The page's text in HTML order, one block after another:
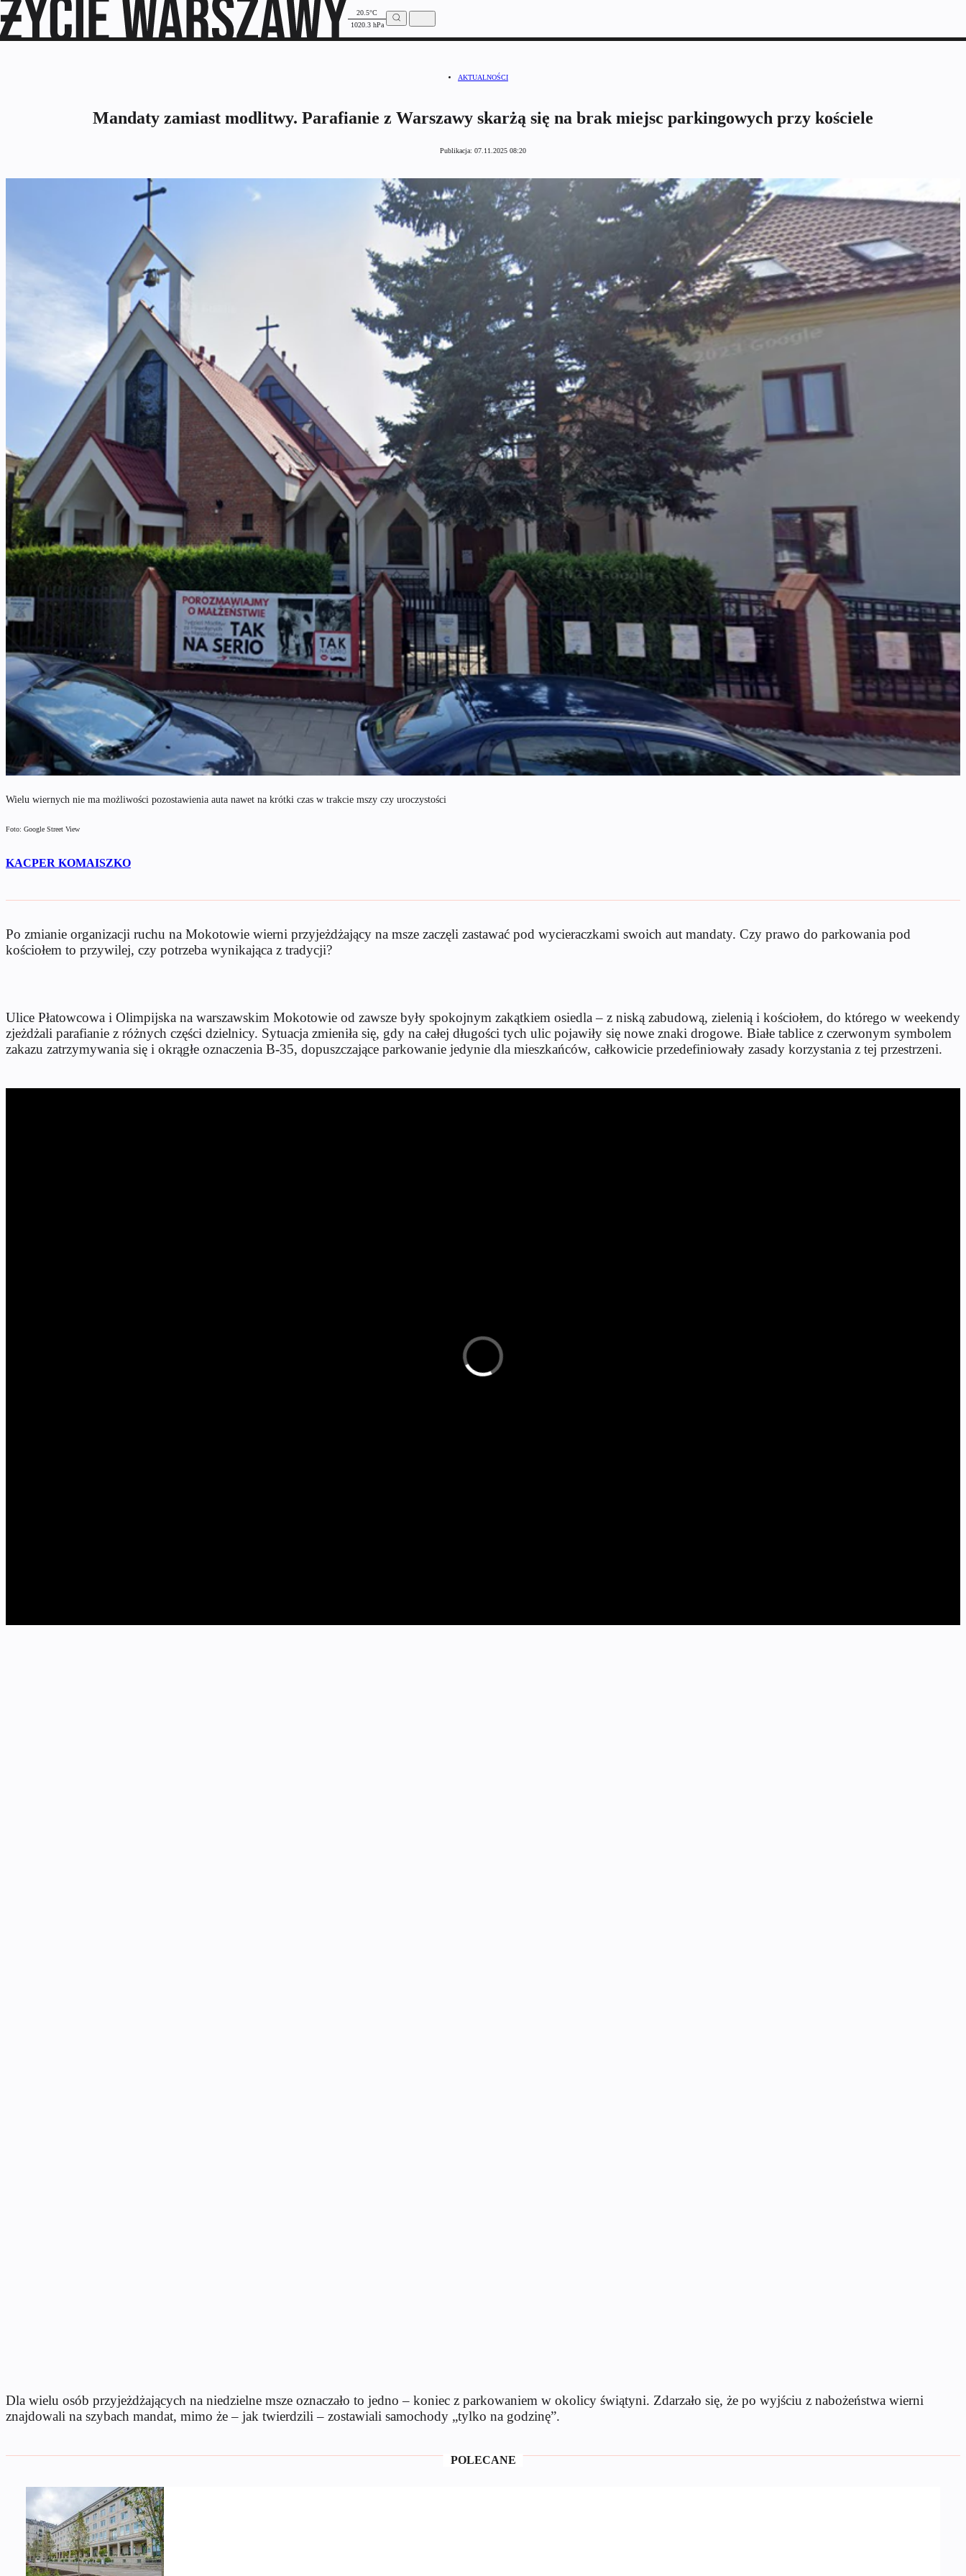
20.5°C
1020.3 hPa
AKTUALNOŚCI
Mandaty zamiast modlitwy. Parafianie z Warszawy skarżą się na brak miejsc parkingowych przy kościele
Publikacja: 07.11.2025 08:20
Wielu wiernych nie ma możliwości pozostawienia auta nawet na krótki czas w trakcie mszy czy uroczystości
Foto: Google Street View
KACPER KOMAISZKO
Po zmianie organizacji ruchu na Mokotowie wierni przyjeżdżający na msze zaczęli zastawać pod wycieraczkami swoich aut mandaty. Czy prawo do parkowania pod
kościołem to przywilej, czy potrzeba wynikająca z tradycji?
Ulice Płatowcowa i Olimpijska na warszawskim Mokotowie od zawsze były spokojnym zakątkiem osiedla – z niską zabudową, zielenią i kościołem, do którego w weekendy
zjeżdżali parafianie z różnych części dzielnicy. Sytuacja zmieniła się, gdy na całej długości tych ulic pojawiły się nowe znaki drogowe. Białe tablice z czerwonym symbolem
zakazu zatrzymywania się i okrągłe oznaczenia B-35, dopuszczające parkowanie jedynie dla mieszkańców, całkowicie przedefiniowały zasady korzystania z tej przestrzeni.
Dla wielu osób przyjeżdżających na niedzielne msze oznaczało to jedno – koniec z parkowaniem w okolicy świątyni. Zdarzało się, że po wyjściu z nabożeństwa wierni
znajdowali na szybach mandat, mimo że – jak twierdzili – zostawiali samochody „tylko na godzinę”.
POLECANE